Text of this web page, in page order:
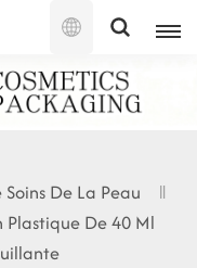
Français
Soins De La Peau
De 40 Ml